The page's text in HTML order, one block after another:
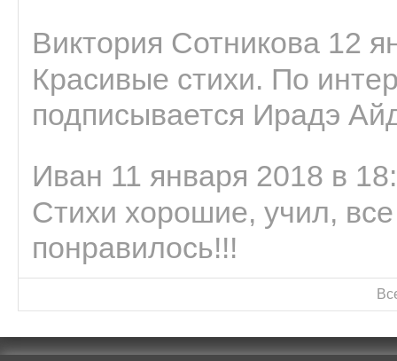
Виктория Сотникова 12
Красивые стихи. По
подписывается Ирадэ
Иван 11 января 2018 в
Стихи хорошие, учил,
понравилось!!!